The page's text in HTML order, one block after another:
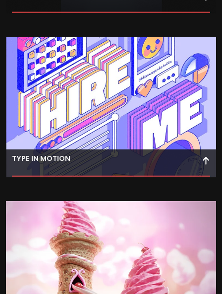
interactividad, aplicando estos conceptos en
instalaciones para transmitir mensajes poderosos.
TYPE IN MOTION
mensaje que quieras transmitir y creando potentes
piezas comunicativas.